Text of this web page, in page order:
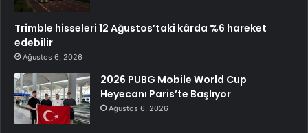
Trimble hisseleri 12 Ağustos’taki kârda %6 hareket
edebilir
Ağustos 6, 2026
2026 PUBG Mobile World Cup
Heyecanı Paris’te Başlıyor
Ağustos 6, 2026